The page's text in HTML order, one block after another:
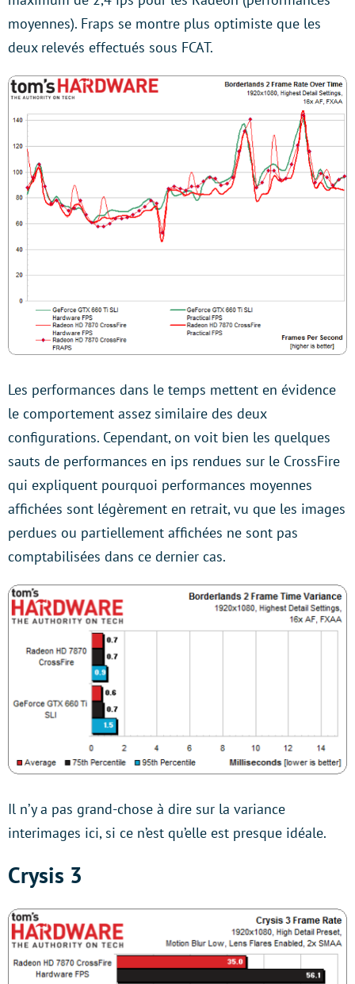
moyennes). Fraps se montre plus optimiste que les
deux relevés effectués sous FCAT.
Les performances dans le temps mettent en évidence
le comportement assez similaire des deux
configurations. Cependant, on voit bien les quelques
sauts de performances en ips rendues sur le CrossFire
qui expliquent pourquoi performances moyennes
affichées sont légèrement en retrait, vu que les images
perdues ou partiellement affichées ne sont pas
comptabilisées dans ce dernier cas.
Il n’y a pas grand-chose à dire sur la variance
interimages ici, si ce n’est qu’elle est presque idéale.
Crysis 3